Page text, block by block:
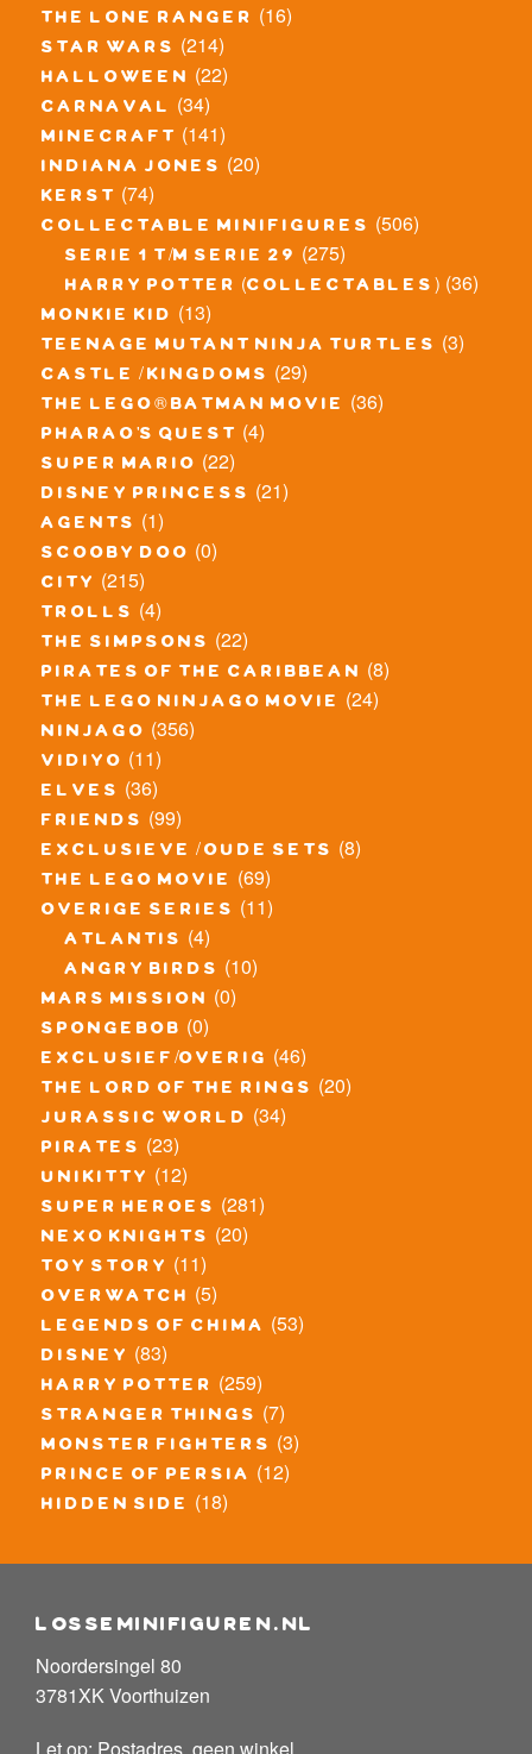
the lone ranger (16)
star wars (214)
halloween (22)
carnaval (34)
minecraft (141)
indiana jones (20)
kerst (74)
collectable minifigures (506)
serie 1 t/m serie 29 (275)
harry potter (collectables) (36)
monkie kid (13)
teenage mutant ninja turtles (3)
castle / kingdoms (29)
the lego® batman movie (36)
pharao's quest (4)
super mario (22)
disney princess (21)
agents (1)
scooby doo (0)
city (215)
trolls (4)
the simpsons (22)
pirates of the caribbean (8)
the lego ninjago movie (24)
ninjago (356)
vidiyo (11)
elves (36)
friends (99)
exclusieve / oude sets (8)
the lego movie (69)
overige series (11)
atlantis (4)
angry birds (10)
mars mission (0)
spongebob (0)
exclusief/overig (46)
the lord of the rings (20)
jurassic world (34)
pirates (23)
unikitty (12)
super heroes (281)
nexo knights (20)
toy story (11)
overwatch (5)
legends of chima (53)
disney (83)
harry potter (259)
stranger things (7)
monster fighters (3)
prince of persia (12)
hidden side (18)
losseminifiguren.nl
Noordersingel 80
3781XK Voorthuizen